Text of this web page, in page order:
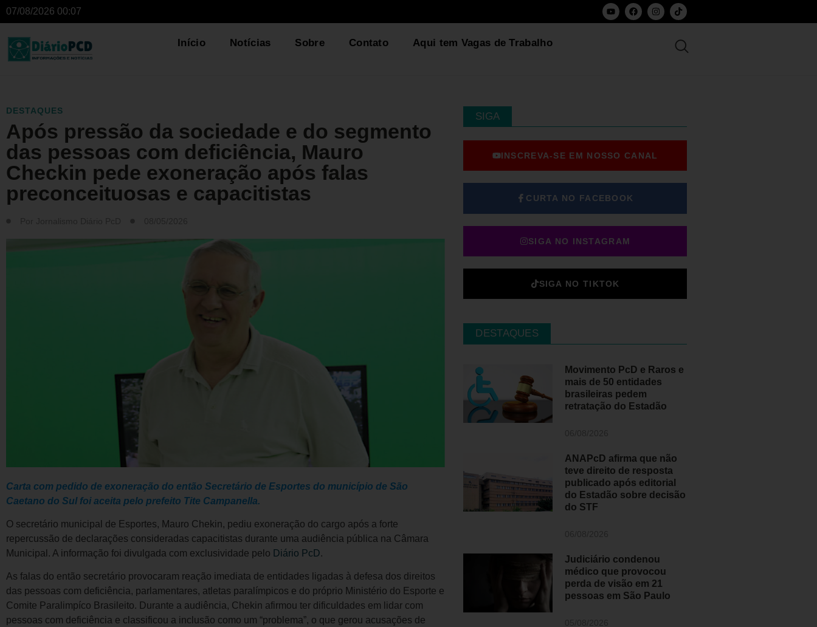
07/08/2026 00:07
Início Notícias Sobre Contato Aqui tem Vagas de Trabalho
DESTAQUES
Após pressão da sociedade e do segmento
das pessoas com deficiência, Mauro
Checkin pede exoneração após falas
preconceituosas e capacitistas
Carta com pedido de exoneração do então Secretário de Esportes do município de São
Caetano do Sul foi aceita pelo prefeito Tite Campanella.
O secretário municipal de Esportes, Mauro Chekin, pediu exoneração do cargo após a forte
repercussão de declarações consideradas capacitistas durante uma audiência pública na Câmara
Municipal. A informação foi divulgada com exclusividade pelo Diário PcD.
As falas do então secretário provocaram reação imediata de entidades ligadas à defesa dos direitos
das pessoas com deficiência, parlamentares, atletas paralímpicos e do próprio Ministério do Esporte e
Comite Paralimpíco Brasileito. Durante a audiência, Chekin afirmou ter dificuldades em lidar com
pessoas com deficiência e classificou a inclusão como um “problema”, o que gerou acusações de
SIGA
INSCREVA-SE EM NOSSO CANAL
CURTA NO FACEBOOK
SIGA NO INSTAGRAM
SIGA NO TIKTOK
DESTAQUES
Movimento PcD e Raros e
mais de 50 entidades
brasileiras pedem
retratação do Estadão
ANAPcD afirma que não
teve direito de resposta
publicado após editorial
do Estadão sobre decisão
do STF
Judiciário condenou
médico que provocou
perda de visão em 21
pessoas em São Paulo